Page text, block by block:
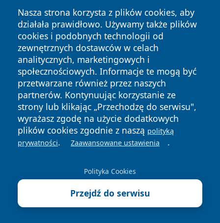
zwłaszcza w rejonach występowania chorób
odkleszczowych, takich jak borelioza czy kleszczowe
zapalenie mózgu, oraz tropikalnych – przenoszonych
przez komary (denga, Zika, malaria).
Z drugiej strony mamy naturalne środki – głównie
oparte na olejkach eterycznych takich jak eukaliptus
cytrynowy, lawenda, mięta pieprzowa, geranium czy
cedr. Ich działanie opiera się również na maskowaniu
zapachu skóry, jednak trwałość jest znacznie krótsza.
Większość naturalnych repelentów działa przez 20–60
minut, niektóre do dwóch godzin. Ekstrakt z
skuteczność do DEET w badaniach klinicznych, ale
wymaga częstszej aplikacji. Naturalne formuły są
lepiej tolerowane przez skórę, rzadziej powodują
Nasza strona korzysta z plików cookies, aby
działała prawidłowo. Używamy także plików
cookies i podobnych technologii od
zewnętrznych dostawców w celach
analitycznych, marketingowych i
społecznościowych. Informacje te mogą być
przetwarzane również przez naszych
partnerów. Kontynuując korzystanie ze
strony lub klikając „Przechodzę do serwisu",
wyrażasz zgodę na użycie dodatkowych
plików cookies zgodnie z naszą polityką
prywatności. Zaawansowane ustawienia .
Polityka Cookies
Przejdź do serwisu